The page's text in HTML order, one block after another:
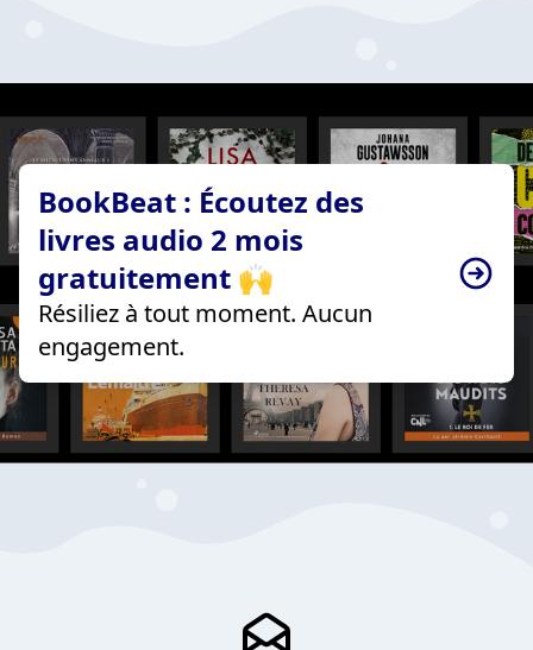
BookBeat : Écoutez des
livres audio 2 mois
gratuitement 🙌
Résiliez à tout moment. Aucun
engagement.